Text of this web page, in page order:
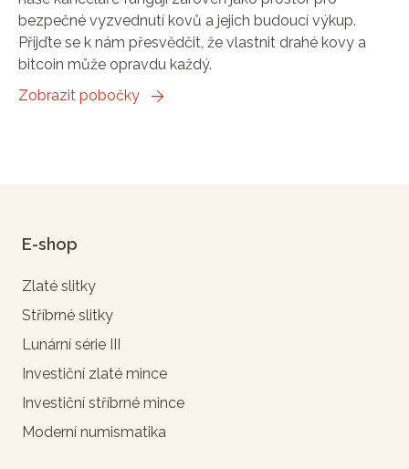
bezpečné vyzvednutí kovů a jejich budoucí výkup.
Přijďte se k nám přesvědčit, že vlastnit drahé kovy a
bitcoin může opravdu každý.
Zobrazit pobočky
E-shop
Zlaté slitky
Stříbrné slitky
Lunární série III
Investiční zlaté mince
Investiční stříbrné mince
Moderní numismatika